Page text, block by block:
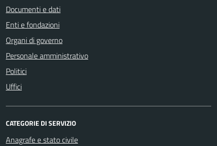
Documenti e dati
Enti e fondazioni
Organi di governo
Personale amministrativo
Politici
Uffici
CATEGORIE DI SERVIZIO
Anagrafe e stato civile